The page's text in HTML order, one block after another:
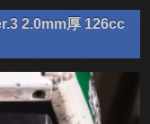
2.0mm厚 126cc